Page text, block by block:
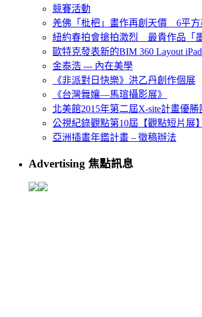
競賽活動
羌佛「枇杷」畫作再創天價 6平方
紐約春拍會搶拍激烈 最貴作品「
歐特克發表新的BIM 360 Layout
金泰浩 --- 內在美學
《非派對日快樂》洪乙丹創作個展
《台灣舞孃—馬瑄攝影展》
北美館2015年第二屆X-site計畫優
公視紀錄觀點第10屆【觀點短片展
亞洲插畫年鑑計畫 – 徵稿辦法
Advertising 焦點訊息